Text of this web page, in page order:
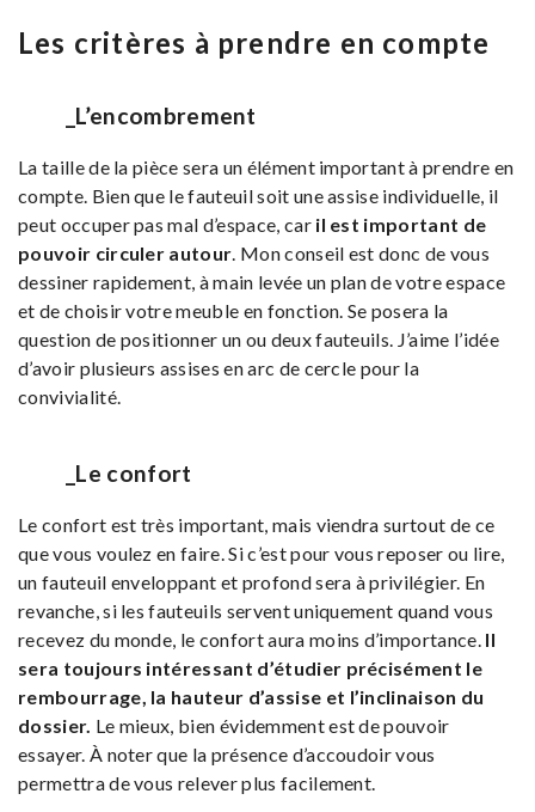
Les critères à prendre en compte
_L’encombrement
La taille de la pièce sera un élément important à prendre en
compte. Bien que le fauteuil soit une assise individuelle, il
peut occuper pas mal d’espace, caril est important de
pouvoir circuler autour. Mon conseil est donc de vous
dessiner rapidement, à main levée un plan de votre espace
et de choisir votre meuble en fonction. Se posera la
question de positionner un ou deux fauteuils. J’aime l’idée
d’avoir plusieurs assises en arc de cercle pour la
convivialité.
_Le confort
Le confort est très important, mais viendra surtout de ce
que vous voulez en faire. Si c’est pour vous reposer ou lire,
un fauteuil enveloppant et profond sera à privilégier. En
revanche, si les fauteuils servent uniquement quand vous
recevez du monde, le confort aura moins d’importance. Il
sera toujours intéressant d’étudier précisément le
rembourrage, la hauteur d’assise et l’inclinaison du
dossier. Le mieux, bien évidemment est de pouvoir
essayer. À noter que la présence d’accoudoir vous
permettra de vous relever plus facilement.